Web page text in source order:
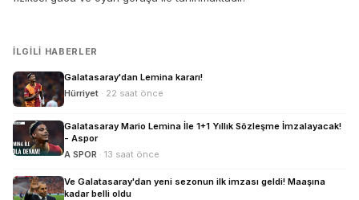
İLGILI HABERLER
Galatasaray'dan Lemina kararı!
Hürriyet · 22 saat önce
Galatasaray Mario Lemina İle 1+1 Yıllık Sözleşme İmzalayacak!
- Aspor
A SPOR · 13 saat önce
Ve Galatasaray'dan yeni sezonun ilk imzası geldi! Maaşına
kadar belli oldu